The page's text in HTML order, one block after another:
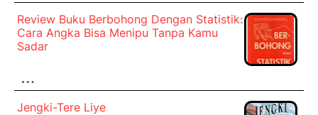
Review Buku Berbohong Dengan Statistik:
Cara Angka Bisa Menipu Tanpa Kamu
Sadar
…
Jengki-Tere Liye